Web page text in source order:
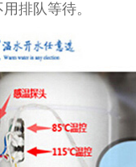
排队等待。